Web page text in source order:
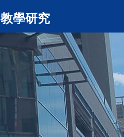
教學研究